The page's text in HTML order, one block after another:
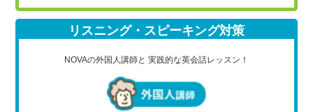
リスニング・スピーキング対策
NOVAの外国人講師と 実践的な英会話レッスン！